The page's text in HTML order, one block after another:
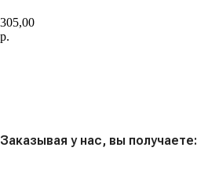
305,00
р.
Заказывая у нас, вы получаете: